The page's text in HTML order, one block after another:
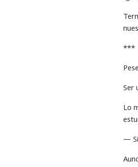
***
Ser
Lo
—